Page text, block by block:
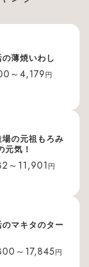
薄焼いわし
～4,179 円
場の元祖もろみ
元気！
～11,901 円
のマキタのター
～17,845 円